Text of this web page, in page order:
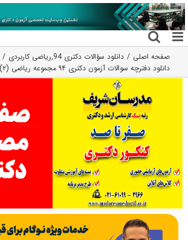
رفتن
به
محتوا
صفحه اصلی دانلود سؤالات دکتری 94 ,ریاضی کاربردی
دانلود دفترچه سوالات آزمون دکتری ۹۴ مجموعه ریاضی (۲) کد۲۲۳۴